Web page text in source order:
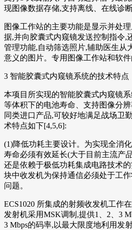
现图像数据存储,支持离线、在线诊
图像工作站的主要功能是显示并处
据,并向胶囊式内窥镜发送控制指令,
管理功能,自动筛选照片,辅助医生从
意义的图片。专用图像工作站和软件
3 智能胶囊式内窥镜系统的技术特点
本项目所实现的智能胶囊式内窥镜
等体积下的电池寿命、支持图像分
同类进口产品,可较好地满足战场卫
术特点如下[4,5,6]:
(1)降低功耗主要设计。为实现全消
寿命必须有效延长(大于目前主流产
还是依赖于极低功耗集成电路技术
块中收发机为保持通信必须处于工
问题。
ECS1020 所集成的射频收发机工作在
发射机采用MSK调制,提供1、2、3
3 Mbps的码率,以最大限度地利用发